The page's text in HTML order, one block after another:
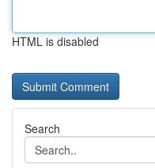
HTML is disabled
Search